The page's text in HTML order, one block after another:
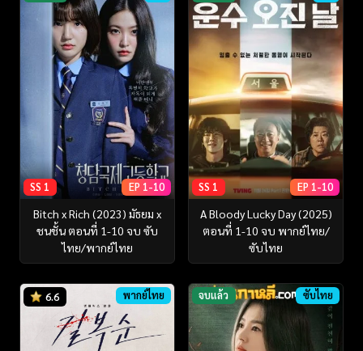
SS 1 EP 1-10
Bitch x Rich (2023) มัธยม x
ชนชั้น ตอนที่ 1-10 จบ ซับ
ไทย/พากย์ไทย
SS 1 EP 1-10
A Bloody Lucky Day (2025)
ตอนที่ 1-10 จบ พากย์ไทย/
ซับไทย
6.6 พากย์ไทย จบแล้ว ซับไทย